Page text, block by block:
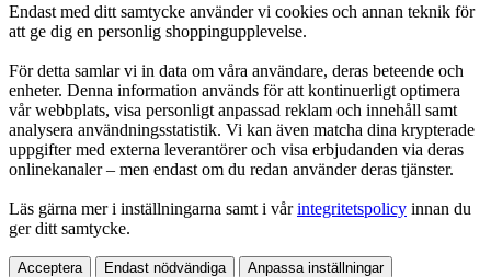
Endast med ditt samtycke använder vi cookies och annan teknik för
att ge dig en personlig shoppingupplevelse.
För detta samlar vi in data om våra användare, deras beteende och
enheter. Denna information används för att kontinuerligt optimera
vår webbplats, visa personligt anpassad reklam och innehåll samt
analysera användningsstatistik. Vi kan även matcha dina krypterade
uppgifter med externa leverantörer och visa erbjudanden via deras
onlinekanaler – men endast om du redan använder deras tjänster.
Läs gärna mer i inställningarna samt i vårintegritetspolicy innan du
ger ditt samtycke.
Acceptera Endast nödvändiga Anpassa inställningar